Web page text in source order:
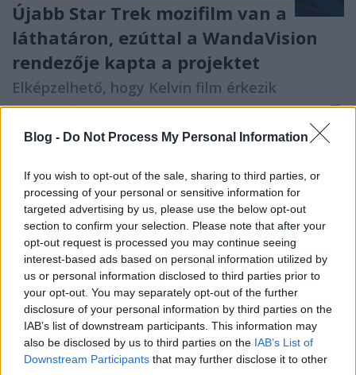
Blog - Do Not Process My Personal Information
If you wish to opt-out of the sale, sharing to third parties, or
processing of your personal or sensitive information for
targeted advertising by us, please use the below opt-out
section to confirm your selection. Please note that after your
opt-out request is processed you may continue seeing
interest-based ads based on personal information utilized by
us or personal information disclosed to third parties prior to
your opt-out. You may separately opt-out of the further
disclosure of your personal information by third parties on the
IAB’s list of downstream participants. This information may
also be disclosed by us to third parties on the IAB’s List of
Downstream Participants that may further disclose it to other
Újabb Star Trek mozifilm van a
láthatáron, ezúttal a WandaVision
rendezője kapta a projektet
Elképzelhető, hogy Kelvin film érkezik
FCs.•2021. július 14.
Star Trek nagyvásznas visszatérése, a tervek szerint
2023 júniusában jelenik meg egy új ...